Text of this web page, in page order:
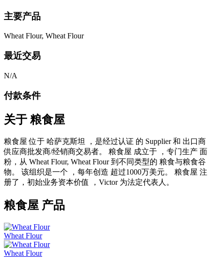
主要产品
Wheat Flour, Wheat Flour
最近交易
N/A
付款条件
关于 粮食屋
粮食屋 位于 哈萨克斯坦 ，是经过认证 的 Supplier 和 出口商
供应商批发商/经销商交易者。 粮食屋 成立于 ，专门生产 面
粉，从 Wheat Flour, Wheat Flour 到不同类型的 粮食与粮食谷
物。 该组织是一个 ，每年创造 超过1000万美元。 粮食屋 注
册了，初始业务资本价值 ，Victor 为法定代表人。
粮食屋 产品
Wheat Flour
Wheat Flour